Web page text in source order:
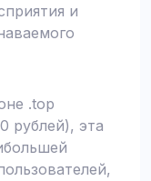
и
.top
рублей), эта